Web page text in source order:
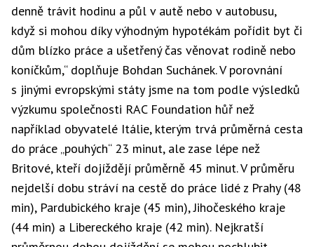
denně trávit hodinu a půl v autě nebo v autobusu,
když si mohou díky výhodným hypotékám pořídit byt či
dům blízko práce a ušetřený čas věnovat rodině nebo
koníčkům,“ doplňuje Bohdan Suchánek. V porovnání
s jinými evropskými státy jsme na tom podle výsledků
výzkumu společnosti RAC Foundation hůř než
například obyvatelé Itálie, kterým trvá průměrná cesta
do práce „pouhých“ 23 minut, ale zase lépe než
Britové, kteří dojíždějí průměrně 45 minut. V průměru
nejdelší dobu stráví na cestě do práce lidé z Prahy (48
min), Pardubického kraje (45 min), Jihočeského kraje
(44 min) a Libereckého kraje (42 min). Nejkratší